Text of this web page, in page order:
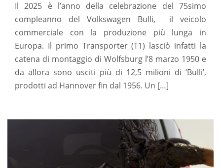
Il 2025 è l’anno della celebrazione del 75simo
compleanno del Volkswagen Bulli, il veicolo
commerciale con la produzione più lunga in
Europa. Il primo Transporter (T1) lasciò infatti la
catena di montaggio di Wolfsburg l’8 marzo 1950 e
da allora sono usciti più di 12,5 milioni di ‘Bulli’,
prodotti ad Hannover fin dal 1956. Un […]